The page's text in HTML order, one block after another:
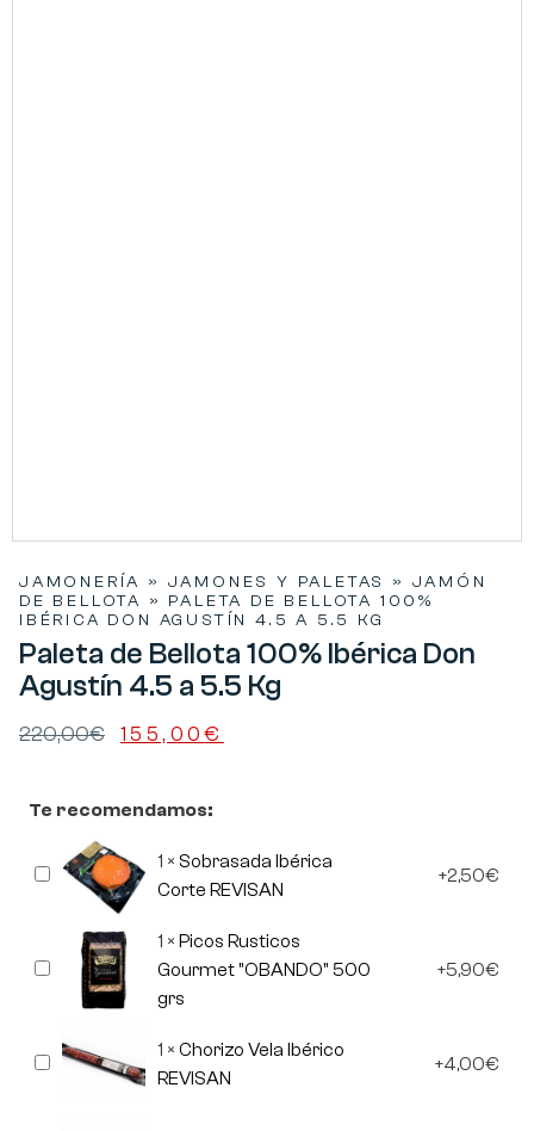
JAMONERÍA » JAMONES Y PALETAS » JAMÓN
DE BELLOTA
» PALETA DE BELLOTA 100%
IBÉRICA DON AGUSTÍN 4.5 A 5.5 KG
Paleta de Bellota 100% Ibérica Don
Agustín 4.5 a 5.5 Kg
220,00€ 155,00€
Te recomendamos:
Sobrasada
Ibérica
REVISAN
1 × Sobrasada Ibérica
Corte REVISAN
2,50€
Picos
Rusticos
Gourmet
500
grs
1 × Picos Rusticos
Gourmet "OBANDO" 500
grs
5,90€
Chorizo
1 × Chorizo Vela Ibérico
REVISAN
4,00€